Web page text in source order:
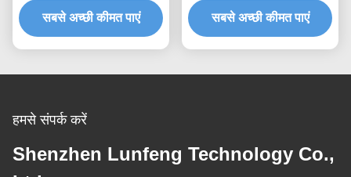
Shenzhen Lunfeng Technology Co.,
Ltd